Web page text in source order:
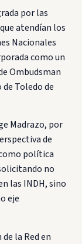
por las
atendían los
Nacionales
como un
Ombudsman
Toledo de
Madrazo, por
de
política
no
las INDH, sino
eje
la Red en